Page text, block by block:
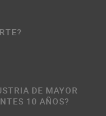
DE MAYOR
10 AÑOS?